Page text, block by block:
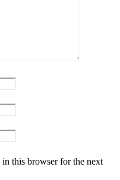
in this browser for the next